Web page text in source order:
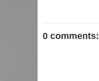
0 comments: